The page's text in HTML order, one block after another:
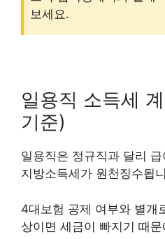
보세요.
일용직 소득세
기준)
일용직은 정규직과 달리
지방소득세가 원천징수됩
4대보험 공제 여부와 별개
상이면 세금이 빠지기 때